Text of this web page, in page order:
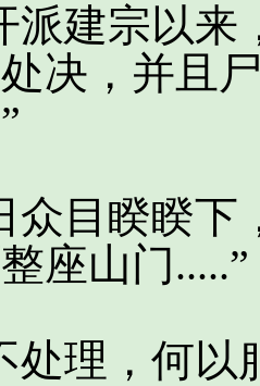
建宗以来
决，并且
目睽睽下
座山门.....”
理，何以